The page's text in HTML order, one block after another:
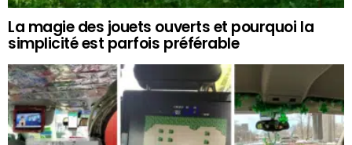
La magie des jouets ouverts et pourquoi la
simplicité est parfois préférable